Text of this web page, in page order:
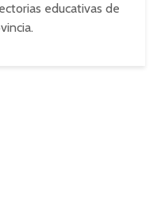
educativas de